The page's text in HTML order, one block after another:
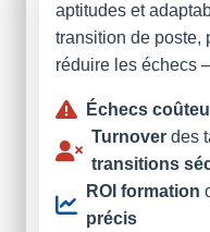
aptitudes et
transition de poste,
réduire les échecs
Échecs
Turnover des
transitions
ROI formation
précis